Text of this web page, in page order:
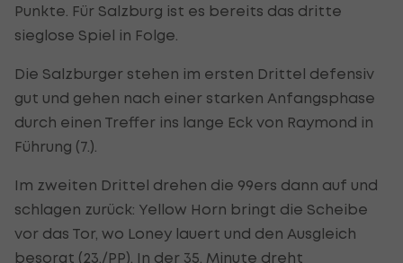
Punkte. Für Salzburg ist es bereits das dritte
sieglose Spiel in Folge.
Die Salzburger stehen im ersten Drittel defensiv
gut und gehen nach einer starken Anfangsphase
durch einen Treffer ins lange Eck von Raymond in
Führung (7.).
Im zweiten Drittel drehen die 99ers dann auf und
schlagen zurück: Yellow Horn bringt die Scheibe
vor das Tor, wo Loney lauert und den Ausgleich
besorgt (23./PP). In der 35. Minute dreht